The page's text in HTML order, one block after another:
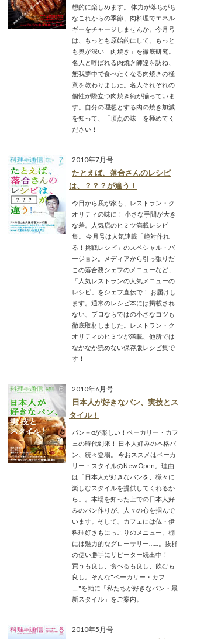
想的に楽しめます。 体力が落ちがち
なこれからの季節、肉料理でエネル
ギーをチャージしませんか。今月号
は、もっとも原始的にして、もっと
も奥が深い「肉焼き」を徹底研究。
名人と呼ばれる肉焼き師達を訪ね、
無我夢中で食べたくなる肉焼きの極
意を教わりました。名人それぞれの
個性が際立つ肉焼き術が揃っていま
す。自分の理想とする肉の焼き加減
を知って、「頂点の味」を極めてく
ださい！
2010年7月号
たとえば、落合さんのレシピ
は、？？？が違う！
今日から我が家も、レストラン・ク
オリティの味に！ 小さな手間が大き
な差。人気店のヒミツ満載レシピ
集。 今月号は人気連載「絶対作れ
る！挑戦レシピ」のスペシャル・バ
ージョン。メディアから引っ張りだ
この落合務シェフのメニューなど、
「人気レストランの人気メニューの
レシピ」をシェフ直伝で！ お届けし
ます。通常のレシピ本には掲載され
ない、プロならではの小さなコツも
徹底取材しました。レストラン・ク
オリティのヒミツが満載、他所では
なかなか読めない保存版レシピ集で
す！
2010年6月号
日本人が好きなパン、実技とス
タイル！
パン＋αが楽しい！ベーカリー・カフ
ェの時代到来！ 日本人好みの本格パ
ン、続々登場。 今おススメはベーカ
リー・スタイルのNew Open。理由
は「日本人が好きなパンを、様々に
楽しむスタイルを提供してくれるか
ら」。本場を知った上での日本人好
みのパン作りが、人々の心を掴んで
います。そして、カフェには仏・伊
料理好きもにっこりのメニュー、棚
には魅力的なグローサリー……。抜群
の使い勝手にリピーター続出中！
買うも良し、食べるも良し、飲むも
良し。そんな"ベーカリー・カフ
ェ"を軸に「私たちが好きなパン・最
新スタイル」をご案内。
2010年5月号